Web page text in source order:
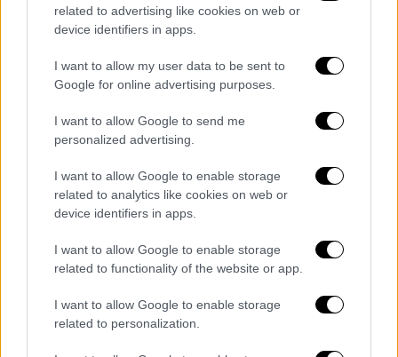
related to advertising like cookies on web or
device identifiers in apps.
I want to allow my user data to be sent to
Google for online advertising purposes.
I want to allow Google to send me
personalized advertising.
I want to allow Google to enable storage
related to analytics like cookies on web or
device identifiers in apps.
I want to allow Google to enable storage
related to functionality of the website or app.
I want to allow Google to enable storage
related to personalization.
Από την παρακμή στη διάσωση
Η αρχιτεκτονική του συνδυάζει στοιχεία από
την οθωμανική περίοδο με διακριτικά
στοιχεία μπαρόκ αλλά και αιγυπτιακού -
μαμελουκικού ύφους. Στα 200 και πλέον
χρόνια λειτουργίας του πέρασαν περίοδοι
ακμής και παρακμής. Μετά από δεκαετίες
εγκατάλειψης και μαραθώνιες συζητήσεις
μεταξύ Ελλάδας και Αιγύπτου πριν από
περίπου 20 χρόνια, το Ιμαρέτ
αποκαταστάθηκε. Σήμερα λειτουργεί ως
πολυτελές ξενοδοχείο, αναδεικνύοντας το
πλούσιο παρελθόν του. Μάλιστα ο